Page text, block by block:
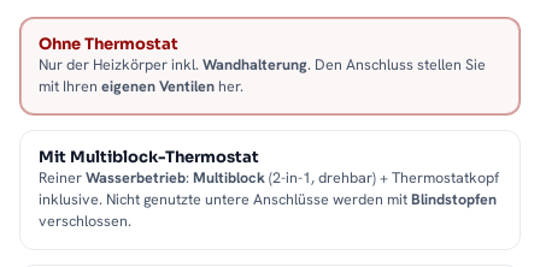
Ohne Thermostat
Nur der Heizkörper inkl. Wandhalterung. Den Anschluss stellen Sie
mit Ihren eigenen Ventilen her.
Mit Multiblock-Thermostat
ReinerWasserbetrieb: Multiblock(2-in-1, drehbar) + Thermostatkopf
inklusive. Nicht genutzte untere Anschlüsse werden mitBlindstopfen
verschlossen.